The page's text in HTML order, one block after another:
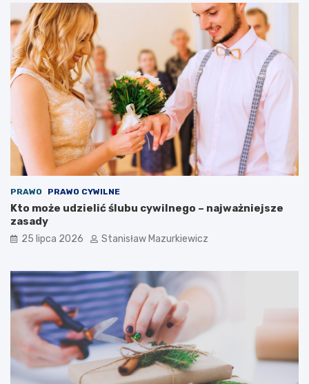
PRAWO PRAWO CYWILNE
Kto może udzielić ślubu cywilnego – najważniejsze
zasady
25 lipca 2026 Stanisław Mazurkiewicz